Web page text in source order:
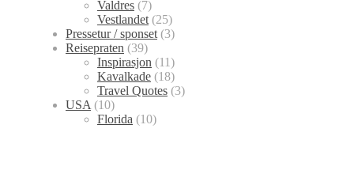
Valdres (7)
Vestlandet (25)
Pressetur / sponset (3)
Reisepraten (39)
Inspirasjon (11)
Kavalkade (18)
Travel Quotes (3)
USA (10)
Florida (10)